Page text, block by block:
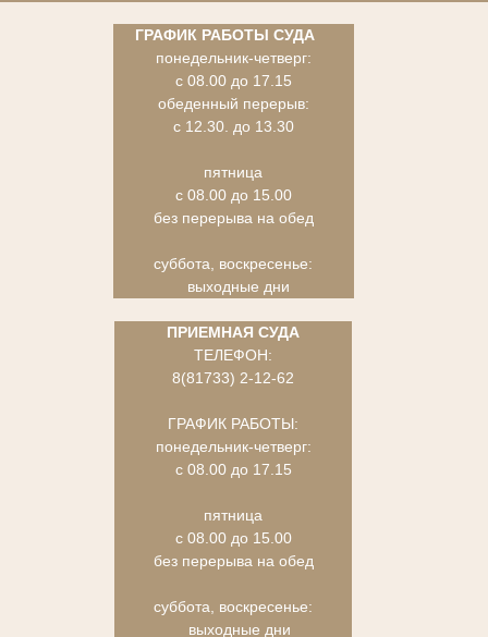
ГРАФИК РАБОТЫ СУДА
понедельник-четверг:
с 08.00 до 17.15
обеденный перерыв:
с 12.30. до 13.30
пятница
с 08.00 до 15.00
без перерыва на обед
суббота, воскресенье:
выходные дни
ПРИЕМНАЯ СУДА
ТЕЛЕФОН:
8(81733) 2-12-62
ГРАФИК РАБОТЫ:
понедельник-четверг:
с 08.00 до 17.15
пятница
с 08.00 до 15.00
без перерыва на обед
суббота, воскресенье:
выходные дни